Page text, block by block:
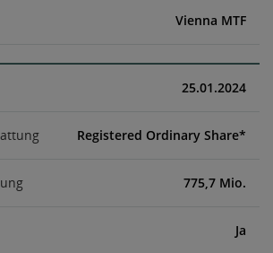
Vienna MTF
25.01.2024
Registered Ordinary Share*
775,7 Mio.
Ja